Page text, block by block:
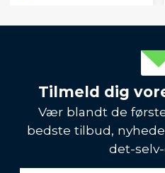
Tilmeld dig
Vær blandt de
bedste tilbud,
det-